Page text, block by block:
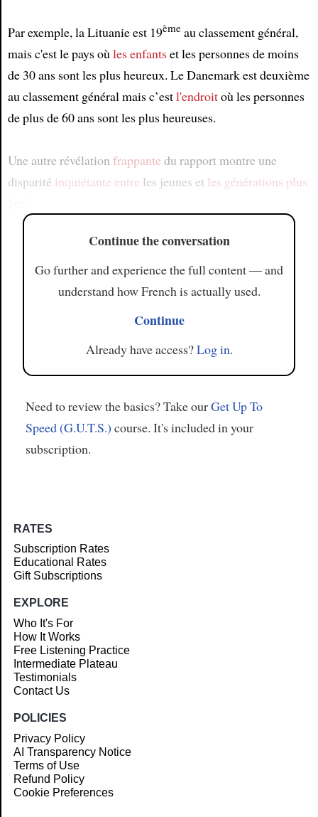
Par exemple, la Lituanie est 19èmeau classement général,
mais c'est le pays oùles enfantset les personnes de moins
de 30 ans sont les plus heureux. Le Danemark est deuxième
au classement général mais c’estl'endroitoù les personnes
de plus de 60 ans sont les plus heureuses.
Une autre révélation frappante du rapport montre une
disparité inquiétante entre les jeunes et les générations plus
Continue the conversation
Go further and experience the full content — and
understand how French is actually used.
Continue
Already have access?Log in.
Need to review the basics? Take ourGet Up To
Speed (G.U.T.S.) course. It's included in your
subscription.
RATES
Subscription Rates
Educational Rates
Gift Subscriptions
EXPLORE
Who It's For
How It Works
Free Listening Practice
Intermediate Plateau
Testimonials
Contact Us
POLICIES
Privacy Policy
AI Transparency Notice
Terms of Use
Refund Policy
Cookie Preferences